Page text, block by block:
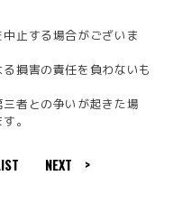
止する場合がございま
損害の責任を負わないも
者との争いが起きた場
。
NEXT >